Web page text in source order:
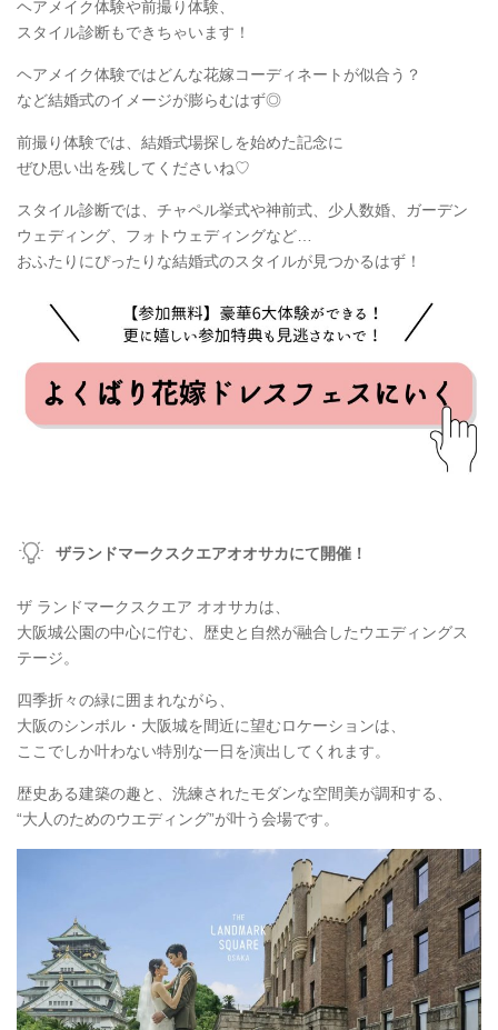
ヘアメイク体験や前撮り体験、
スタイル診断もできちゃいます！
ヘアメイク体験ではどんな花嫁コーディネートが似合う？
など結婚式のイメージが膨らむはず◎
前撮り体験では、結婚式場探しを始めた記念に
ぜひ思い出を残してくださいね♡
スタイル診断では、チャペル挙式や神前式、少人数婚、ガーデン
ウェディング、フォトウェディングなど…
おふたりにぴったりな結婚式のスタイルが見つかるはず！
ザランドマークスクエアオオサカにて開催！
ザ ランドマークスクエア オオサカは、
大阪城公園の中心に佇む、歴史と自然が融合したウエディングス
テージ。
四季折々の緑に囲まれながら、
大阪のシンボル・大阪城を間近に望むロケーションは、
ここでしか叶わない特別な一日を演出してくれます。
歴史ある建築の趣と、洗練されたモダンな空間美が調和する、
“大人のためのウエディング”が叶う会場です。